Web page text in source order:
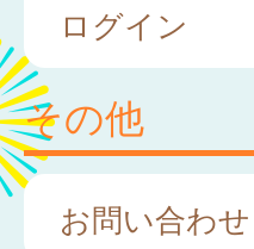
ログイン
その他
お問い合わせ